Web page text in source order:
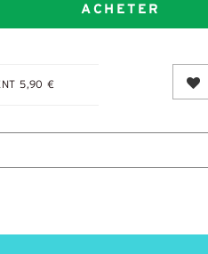
ACHETER
5,90 €